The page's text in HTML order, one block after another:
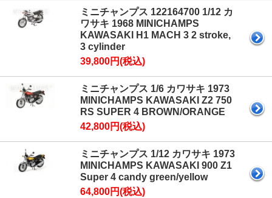
ミニチャンプス 122164700 1/12 カ
ワサキ 1968 MINICHAMPS
KAWASAKI H1 MACH 3 2 stroke,
3 cylinder
39,800円(税込)
ミニチャンプス 1/6 カワサキ 1973
MINICHAMPS KAWASAKI Z2 750
RS SUPER 4 BROWN/ORANGE
42,800円(税込)
ミニチャンプス 1/12 カワサキ 1973
MINICHAMPS KAWASAKI 900 Z1
Super 4 candy green/yellow
64,800円(税込)